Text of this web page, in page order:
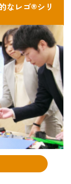
なレゴ®シリ